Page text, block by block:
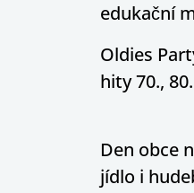
edukační
Oldies
hity 70.,
Den obce
jídlo i